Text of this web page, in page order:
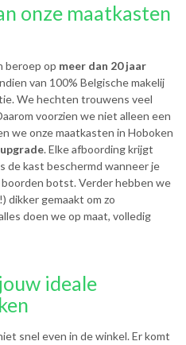
onze maatkasten
beroep op meer dan 20 jaar
van 100% Belgische makelij
We hechten trouwens veel
voorzien we niet alleen een
we onze maatkasten in Hoboken
. Elke afboording krijgt
de kast beschermd wanneer je
botst. Verder hebben we
dikker gemaakt om zo
doen we op maat, volledig
ideale
snel even in de winkel. Er komt